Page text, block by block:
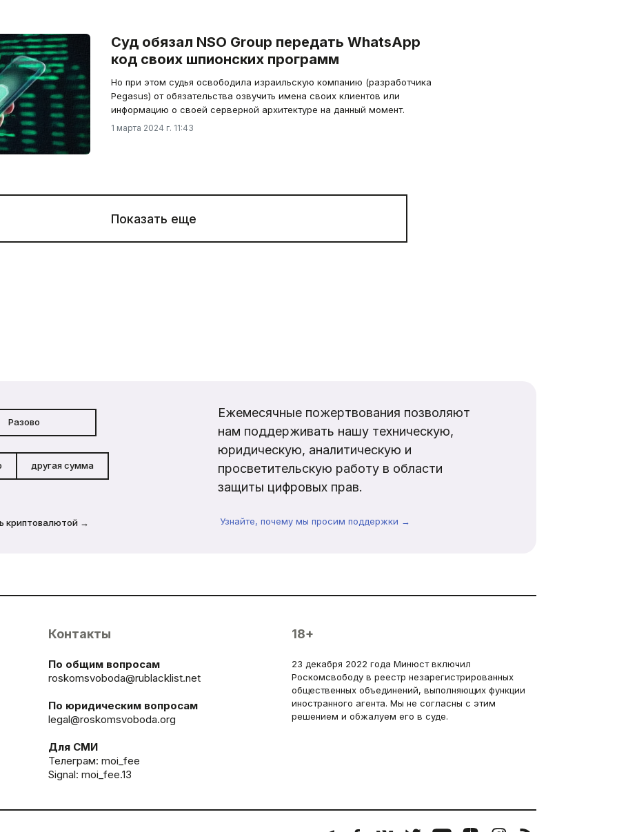
Суд обязал NSO Group передать WhatsApp
код своих шпионских программ
Но при этом судья освободила израильскую компанию (разработчика
Pegasus) от обязательства озвучить имена своих клиентов или
информацию о своей серверной архитектуре на данный момент.
1 марта 2024 г. 11:43
Показать еще
Разово
другая сумма
криптовалютой →
Ежемесячные пожертвования позволяют
нам поддерживать нашу техническую,
юридическую, аналитическую и
просветительскую работу в области
защиты цифровых прав.
Узнайте, почему мы просим поддержки →
Контакты
По общим вопросам
roskomsvoboda@rublacklist.net
По юридическим вопросам
legal@roskomsvoboda.org
Для СМИ
Телеграм: moi_fee
Signal: moi_fee.13
18+
23 декабря 2022 года Минюст включил
Роскомсвободу в реестр незарегистрированных
общественных объединений, выполняющих функции
иностранного агента. Мы не согласны с этим
решением и обжалуем его в суде.